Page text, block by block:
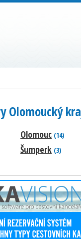
Olomoucký
Olomouc (14)
Šumperk (3)